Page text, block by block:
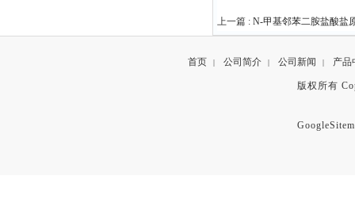
上一篇 : N-甲基邻苯二胺盐酸盐
首页 | 公司简介 | 公司新闻 | 产品
版权所有